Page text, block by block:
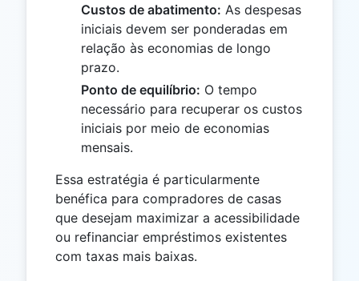
Custos de abatimento: As despesas
iniciais devem ser ponderadas em
relação às economias de longo
prazo.
Ponto de equilíbrio: O tempo
necessário para recuperar os custos
iniciais por meio de economias
mensais.
Essa estratégia é particularmente
benéfica para compradores de casas
que desejam maximizar a acessibilidade
ou refinanciar empréstimos existentes
com taxas mais baixas.